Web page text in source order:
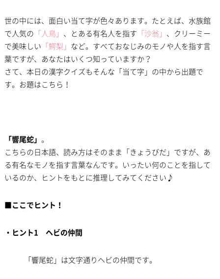
世の中には、面白い当て字が色々あります。たとえば、水族館
で人気の 「人鳥」 、とある有名人を指す 「沙翁」 、クリーミー
で美味しい 「鰐梨」 など。すべておなじみのモノや人を指す言
葉ですが、あなたはいくつ知っていますか？
さて、本日の漢字クイズもそんな「当て字」の中から出題で
す。お題はこちら！
「響尾蛇」 。
こちらの日本語、読み方はそのまま「きょうびだ」ですが、あ
る有名なモノを指す言葉なんです。いったい何のことを指して
いるのか、ヒントをもとに推理してみてください♪
■ここでヒント！
・ヒント1 ヘビの仲間
「響尾蛇」は文字通りヘビの仲間です。